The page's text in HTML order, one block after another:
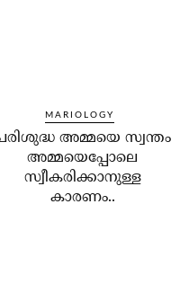
MARIOLOGY
അമ്മയെ സ്വന്തം
അമ്മയെപ്പോലെ
സ്വീകരിക്കാനുള്ള
കാരണം..